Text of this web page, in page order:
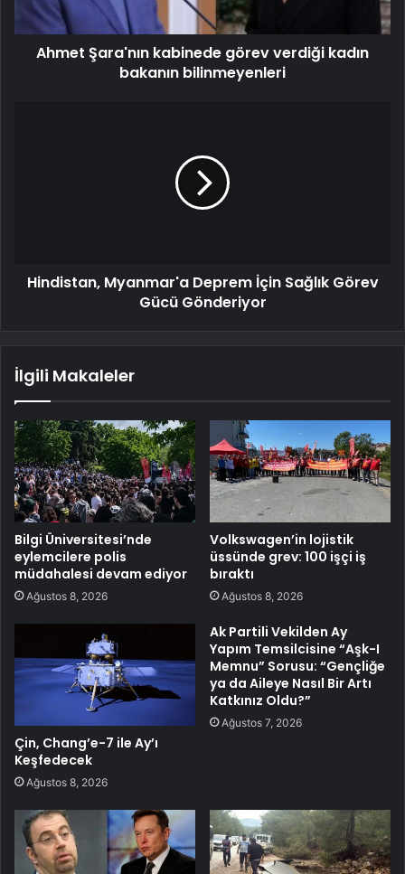
Ahmet Şara'nın kabinede görev verdiği kadın
bakanın bilinmeyenleri
Hindistan, Myanmar'a Deprem İçin Sağlık Görev
Gücü Gönderiyor
İlgili Makaleler
Bilgi Üniversitesi’nde
eylemcilere polis
müdahalesi devam ediyor
Ağustos 8, 2026
Volkswagen’in lojistik
üssünde grev: 100 işçi iş
bıraktı
Ağustos 8, 2026
Çin, Chang’e-7 ile Ay’ı
Keşfedecek
Ağustos 8, 2026
Ak Partili Vekilden Ay
Yapım Temsilcisine “Aşk-I
Memnu” Sorusu: “Gençliğe
ya da Aileye Nasıl Bir Artı
Katkınız Oldu?”
Ağustos 7, 2026